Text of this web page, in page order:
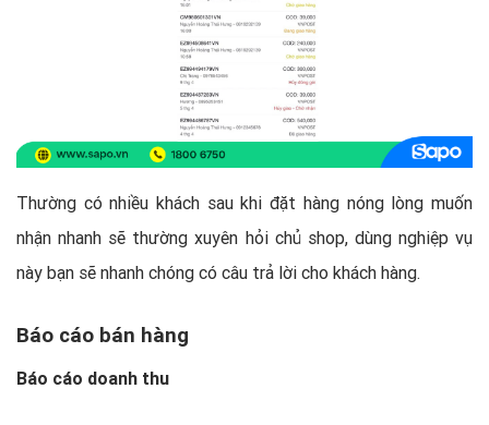
Thường có nhiều khách sau khi đặt hàng nóng lòng muốn
nhận nhanh sẽ thường xuyên hỏi chủ shop, dùng nghiệp vụ
này bạn sẽ nhanh chóng có câu trả lời cho khách hàng.
Báo cáo bán hàng
Báo cáo doanh thu